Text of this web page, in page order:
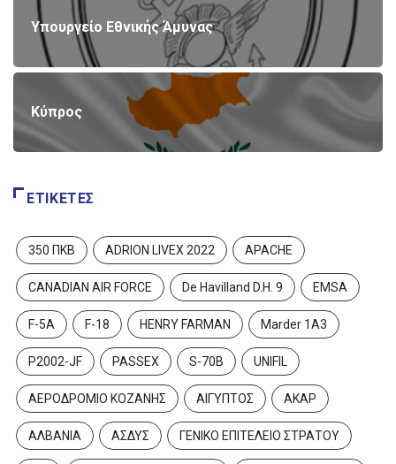
Υπουργείο Εθνικής Άμυνας
Κύπρος
ΕΤΙΚΈΤΕΣ
350 ΠΚΒ ADRION LIVEX 2022 APACHE
CANADIAN AIR FORCE De Havilland D.H. 9 EMSA
F-5A F-18 HENRY FARMAN Marder 1A3
P2002-JF PASSEX S-70B UNIFIL
ΑΕΡΟΔΡΟΜΙΟ ΚΟΖΑΝΗΣ ΑΙΓΥΠΤΟΣ ΑΚΑΡ
ΑΛΒΑΝΙΑ ΑΣΔΥΣ ΓΕΝΙΚΟ ΕΠΙΤΕΛΕΙΟ ΣΤΡΑΤΟΥ